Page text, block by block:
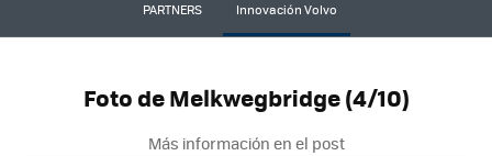
PARTNERS Innovación Volvo
Foto de Melkwegbridge (4/10)
Más información en el post